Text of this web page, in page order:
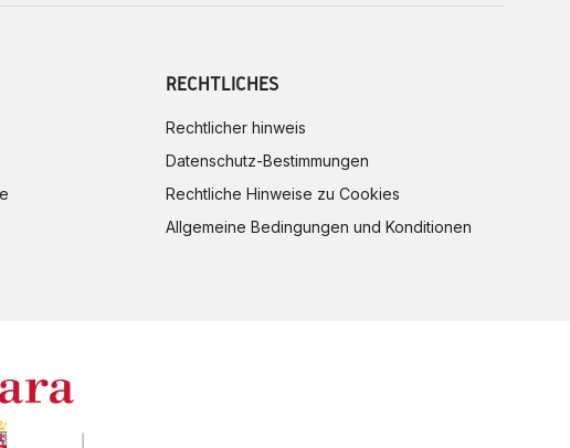
RECHTLICHES
Rechtlicher hinweis
Datenschutz-Bestimmungen
Rechtliche Hinweise zu Cookies
Allgemeine Bedingungen und Konditionen